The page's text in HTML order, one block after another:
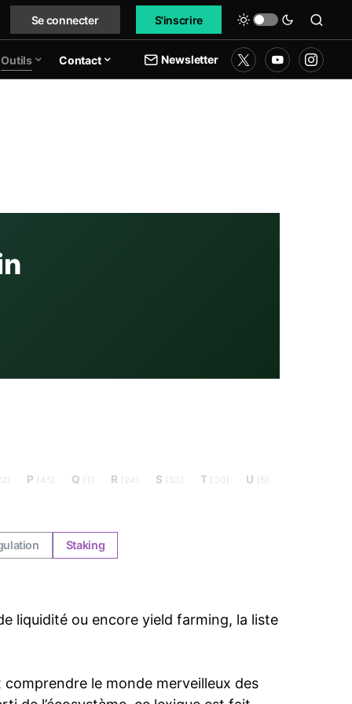
Se connecter S'inscrire
Outils Contact Newsletter
P Q R S T U
Staking
liquidité ou encore yield farming, la liste
le monde merveilleux des